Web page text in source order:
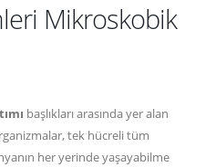
Mikroskobik
başlıkları arasında yer alan
tek hücreli tüm
her yerinde yaşayabilme